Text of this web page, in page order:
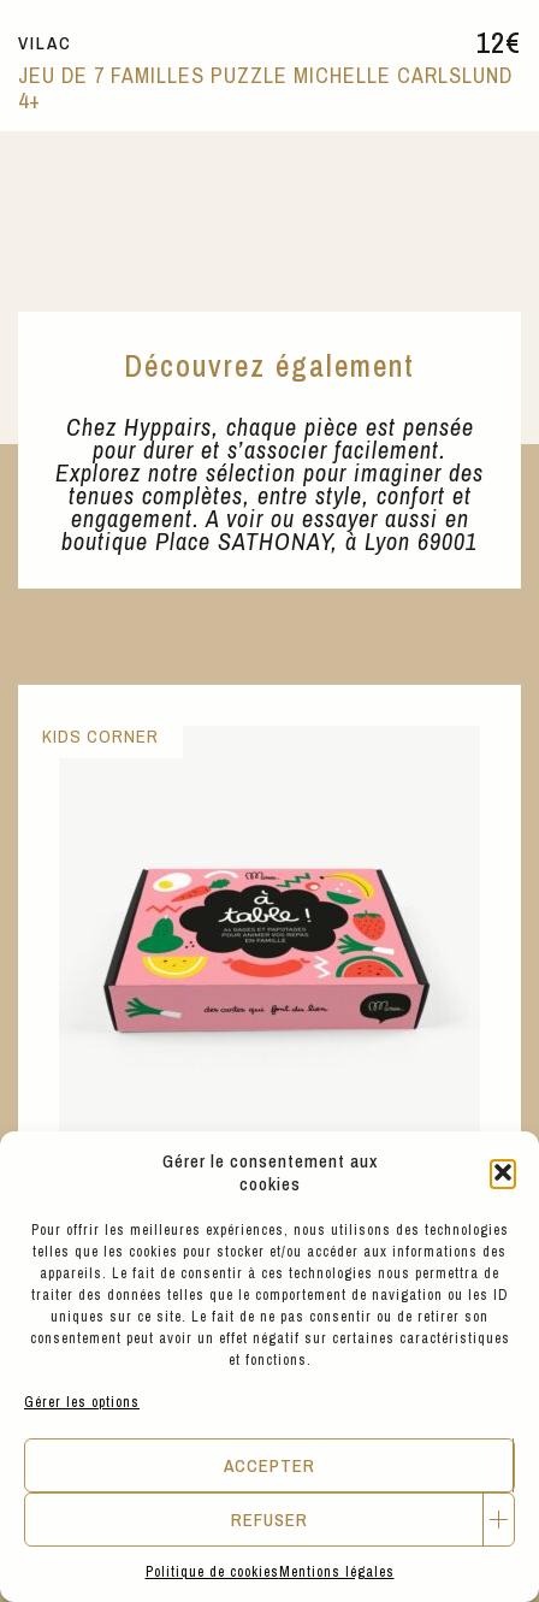
Gérer le consentement aux
cookies
Pour offrir les meilleures expériences, nous utilisons des technologies
telles que les cookies pour stocker et/ou accéder aux informations des
appareils. Le fait de consentir à ces technologies nous permettra de
traiter des données telles que le comportement de navigation ou les ID
uniques sur ce site. Le fait de ne pas consentir ou de retirer son
consentement peut avoir un effet négatif sur certaines caractéristiques
et fonctions.
Gérer les options
ACCEPTER
REFUSER
Politique de cookiesMentions légales
12€
VILAC
JEU DE 7 FAMILLES PUZZLE MICHELLE CARLSLUND
4+
Découvrez également
Chez Hyppairs, chaque pièce est pensée
pour durer et s’associer facilement.
Explorez notre sélection pour imaginer des
tenues complètes, entre style, confort et
engagement. A voir ou essayer aussi en
boutique Place SATHONAY, à Lyon 69001
15€
MINUS
JEU DE DISCUSSIONS "A TABLE"
KIDS CORNER